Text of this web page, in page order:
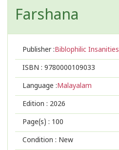
Farshana
Publisher :Biblophilic Insanities
ISBN : 9780000109033
Language :Malayalam
Edition : 2026
Page(s) : 100
Condition : New